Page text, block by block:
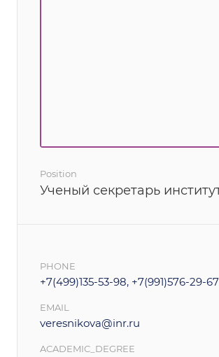
Position
Ученый секретарь
PHONE
+7(499)135-53-98, +7(991)576-29-67
EMAIL
veresnikova@inr.ru
ACADEMIC_DEGREE